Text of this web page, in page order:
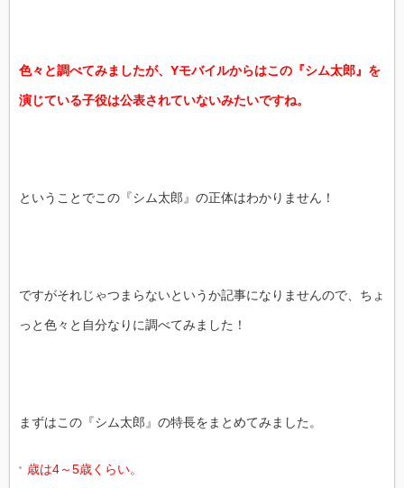
色々と調べてみましたが、Yモバイルからはこの『シム太郎』を
演じている子役は公表されていないみたいですね。
ということでこの『シム太郎』の正体はわかりません！
ですがそれじゃつまらないというか記事になりませんので、ちょ
っと色々と自分なりに調べてみました！
まずはこの『シム太郎』の特長をまとめてみました。
歳は4～5歳くらい。